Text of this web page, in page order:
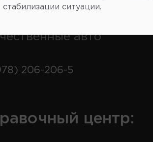
авто
206-206-5
центр:
стабилизации ситуации.